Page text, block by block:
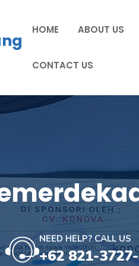
HOME ABOUT US
CONTACT US
NEED HELP? CALL US
+62 821-